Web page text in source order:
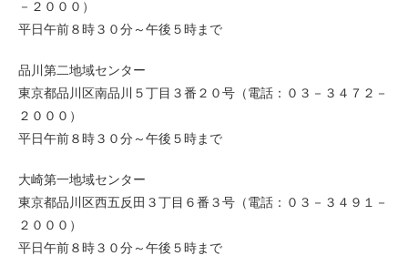
－２０００）
平日午前８時３０分～午後５時まで
品川第二地域センター
東京都品川区南品川５丁目３番２０号（電話：０３－３４７２－
２０００）
平日午前８時３０分～午後５時まで
大崎第一地域センター
東京都品川区西五反田３丁目６番３号（電話：０３－３４９１－
２０００）
平日午前８時３０分～午後５時まで